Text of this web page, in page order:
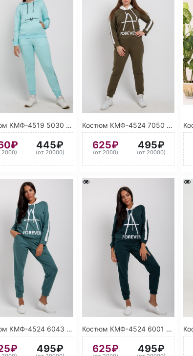
Костюм КМФ-4519 5030 (Бирюзовый)
2000)
445₽
(от 20000)
Костюм КМФ-4524 7050 (Хаки)
625₽
(от 2000)
495₽
(от 20000)
Костюм КМФ-4524 6043 (Фисташковый)
495₽
Костюм КМФ-4524 6001 (Изумрудно-зелёный)
625₽ 495₽